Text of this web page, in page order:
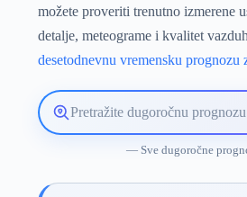
možete proveriti trenutno izmerene
detalje, meteograme i kvalitet
desetodnevnu vremensku prognozu
Pretražite
lokaciju
— Sve dugoročne